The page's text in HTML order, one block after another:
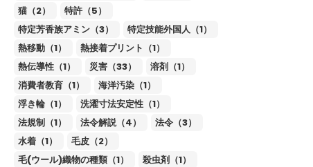
猫（2）
特許（5）
特定芳香族アミン（3）
特定技能外国人（1）
熱移動（1）
熱接着プリント（1）
熱伝導性（1）
災害（33）
溶剤（1）
消費者教育（1）
海洋汚染（1）
浮き輪（1）
洗濯寸法安定性（1）
法規制（1）
法令解説（4）
法令（3）
水着（1）
毛皮（2）
毛(ウール)織物の種類（1）
殺虫剤（1）